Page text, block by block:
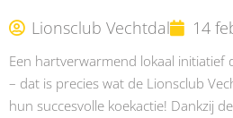
Lionsclub Vechtdal 14
Een hartverwarmend lokaal initiatief
– dat is precies wat de Lionsclub
hun succesvolle koekactie! Dankzij